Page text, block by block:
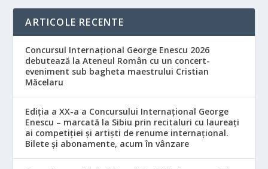
ARTICOLE RECENTE
Concursul Internațional George Enescu 2026
debutează la Ateneul Român cu un concert-
eveniment sub bagheta maestrului Cristian
Măcelaru
Ediția a XX-a a Concursului Internațional George
Enescu – marcată la Sibiu prin recitaluri cu laureați
ai competiției și artiști de renume internațional.
Bilete și abonamente, acum în vânzare